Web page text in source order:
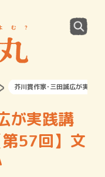
芥川賞作家･三田誠広が実践
が実践講
57回】文